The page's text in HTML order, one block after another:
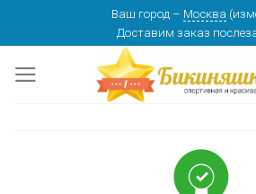
content
Ваш город – Москва (
Доставим заказ
изменить